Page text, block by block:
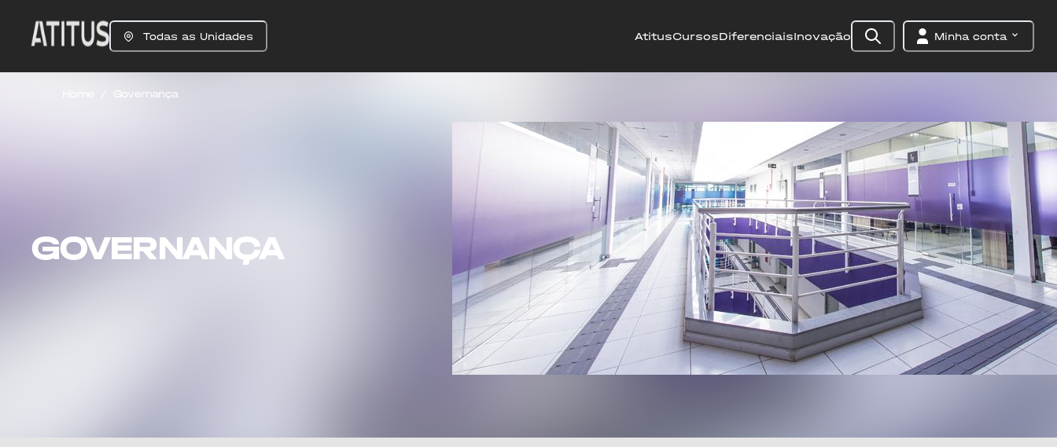
Todas as Unidades AtitusCursosDiferenciaisInovação Minha conta
Governança
GOVERNANÇA